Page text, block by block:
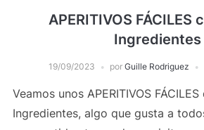
APERITIVOS FÁCILES
Ingredientes
19/09/2023 por Guille Rodriguez
Veamos unos APERITIVOS
Ingredientes, algo que gusta a